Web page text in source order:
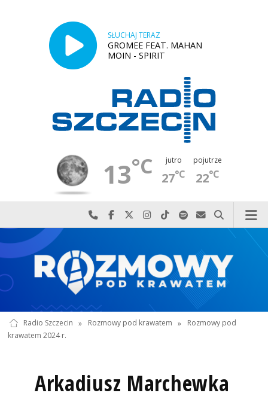
SŁUCHAJ TERAZ
GROMEE FEAT. MAHAN
MOIN - SPIRIT
13°C jutro
27°C
pojutrze
22°C
Najlepiej po prostu do nas zadzwoń
Odwiedź nas na Facebook-u
Odwiedź nas na X
Odwiedź nas na Instagram-ie
Odwiedź nas na TikTok-u
Szukaj nas na Spotify
Wyślij do nas
Szukaj
Radio Szczecin » Rozmowy pod krawatem »
Rozmowy pod
krawatem 2024 r.
Arkadiusz Marchewka